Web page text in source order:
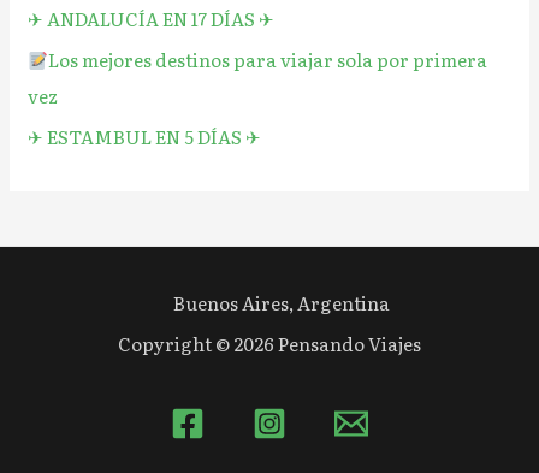
✈︎ ANDALUCÍA EN 17 DÍAS ✈︎
Los mejores destinos para viajar sola por primera
vez
✈︎ ESTAMBUL EN 5 DÍAS ✈︎
Buenos Aires, Argentina
Copyright © 2026 Pensando Viajes